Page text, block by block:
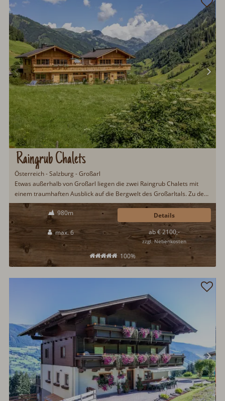
Raingrub Chalets
Österreich - Salzburg - Großarl
Etwas außerhalb von Großarl liegen die zwei Raingrub Chalets mit
einem traumhaften Ausblick auf die Bergwelt des Großarltals. Zu den
Annehmlichkeiten zählen ein HotPot, ein Kachelofen und eine Sauna.
980m
max. 6
100%
ab € 2100,-
zzgl. Nebenkosten
Details